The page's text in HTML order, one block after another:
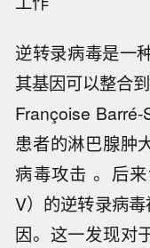
逆转录病毒是一
其基因可以整合
Françoise
患者的淋巴腺肿
病毒攻击 。后
V）的逆转录病
因。这一发现对